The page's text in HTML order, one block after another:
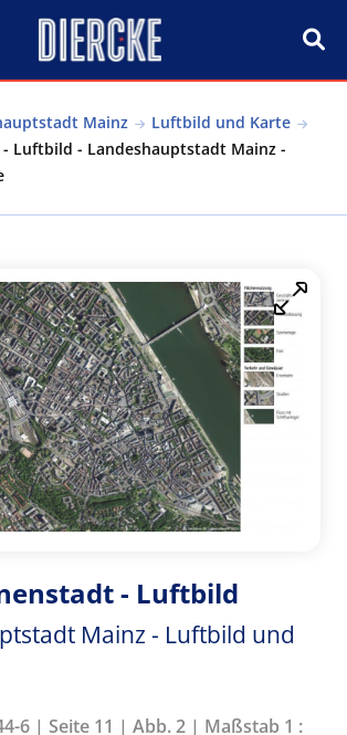
Mainz
Luftbild und Karte
Luftbild - Landeshauptstadt Mainz -
- Luftbild
Mainz - Luftbild und
6 | Seite 11 | Abb. 2 | Maßstab 1 :